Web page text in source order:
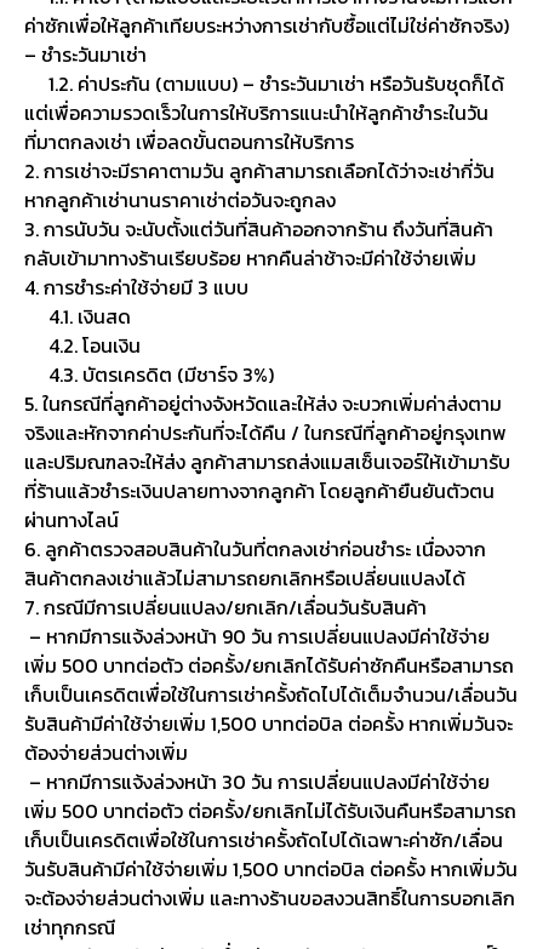
ค่าซักเพื่อให้ลูกค้าเทียบระหว่างการเช่ากับซื้อแต่ไม่ใช่ค่าซักจริง)
– ชำระวันมาเช่า
1.2. ค่าประกัน (ตามแบบ) – ชำระวันมาเช่า หรือวันรับชุดก็ได้
แต่เพื่อความรวดเร็วในการให้บริการแนะนำให้ลูกค้าชำระในวัน
ที่มาตกลงเช่า เพื่อลดขั้นตอนการให้บริการ
2. การเช่าจะมีราคาตามวัน ลูกค้าสามารถเลือกได้ว่าจะเช่ากี่วัน
หากลูกค้าเช่านานราคาเช่าต่อวันจะถูกลง
3. การนับวัน จะนับตั้งแต่วันที่สินค้าออกจากร้าน ถึงวันที่สินค้า
กลับเข้ามาทางร้านเรียบร้อย หากคืนล่าช้าจะมีค่าใช้จ่ายเพิ่ม
4. การชำระค่าใช้จ่ายมี 3 แบบ
4.1. เงินสด
4.2. โอนเงิน
4.3. บัตรเครดิต (มีชาร์จ 3%)
5. ในกรณีที่ลูกค้าอยู่ต่างจังหวัดและให้ส่ง จะบวกเพิ่มค่าส่งตาม
จริงและหักจากค่าประกันที่จะได้คืน / ในกรณีที่ลูกค้าอยู่กรุงเทพ
และปริมณฑลจะให้ส่ง ลูกค้าสามารถส่งแมสเซ็นเจอร์ให้เข้ามารับ
ที่ร้านแล้วชำระเงินปลายทางจากลูกค้า โดยลูกค้ายืนยันตัวตน
ผ่านทางไลน์
6. ลูกค้าตรวจสอบสินค้าในวันที่ตกลงเช่าก่อนชำระ เนื่องจาก
สินค้าตกลงเช่าแล้วไม่สามารถยกเลิกหรือเปลี่ยนแปลงได้
7. กรณีมีการเปลี่ยนแปลง/ยกเลิก/เลื่อนวันรับสินค้า
– หากมีการแจ้งล่วงหน้า 90 วัน การเปลี่ยนแปลงมีค่าใช้จ่าย
เพิ่ม 500 บาทต่อตัว ต่อครั้ง/ยกเลิกได้รับค่าซักคืนหรือสามารถ
เก็บเป็นเครดิตเพื่อใช้ในการเช่าครั้งถัดไปได้เต็มจำนวน/เลื่อนวัน
รับสินค้ามีค่าใช้จ่ายเพิ่ม 1,500 บาทต่อบิล ต่อครั้ง หากเพิ่มวันจะ
ต้องจ่ายส่วนต่างเพิ่ม
– หากมีการแจ้งล่วงหน้า 30 วัน การเปลี่ยนแปลงมีค่าใช้จ่าย
เพิ่ม 500 บาทต่อตัว ต่อครั้ง/ยกเลิกไม่ได้รับเงินคืนหรือสามารถ
เก็บเป็นเครดิตเพื่อใช้ในการเช่าครั้งถัดไปได้เฉพาะค่าซัก/เลื่อน
วันรับสินค้ามีค่าใช้จ่ายเพิ่ม 1,500 บาทต่อบิล ต่อครั้ง หากเพิ่มวัน
จะต้องจ่ายส่วนต่างเพิ่ม และทางร้านขอสงวนสิทธิ์ในการบอกเลิก
เช่าทุกกรณี